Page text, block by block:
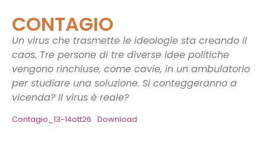
CONTAGIO
Un virus che trasmette le ideologie sta creando il
caos. Tre persone di tre diverse idee politiche
vengono rinchiuse, come cavie, in un ambulatorio
per studiare una soluzione. Si conteggeranno a
vicenda? Il virus è reale?
Contagio_13-14ott26 Download